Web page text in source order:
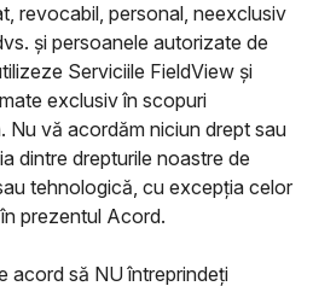
revocabil, personal, neexclusiv
și persoanele autorizate de
Serviciile FieldView și
exclusiv în scopuri
Nu vă acordăm niciun drept sau
dintre drepturile noastre de
tehnologică, cu excepția celor
prezentul Acord.
acord să NU întreprindeți